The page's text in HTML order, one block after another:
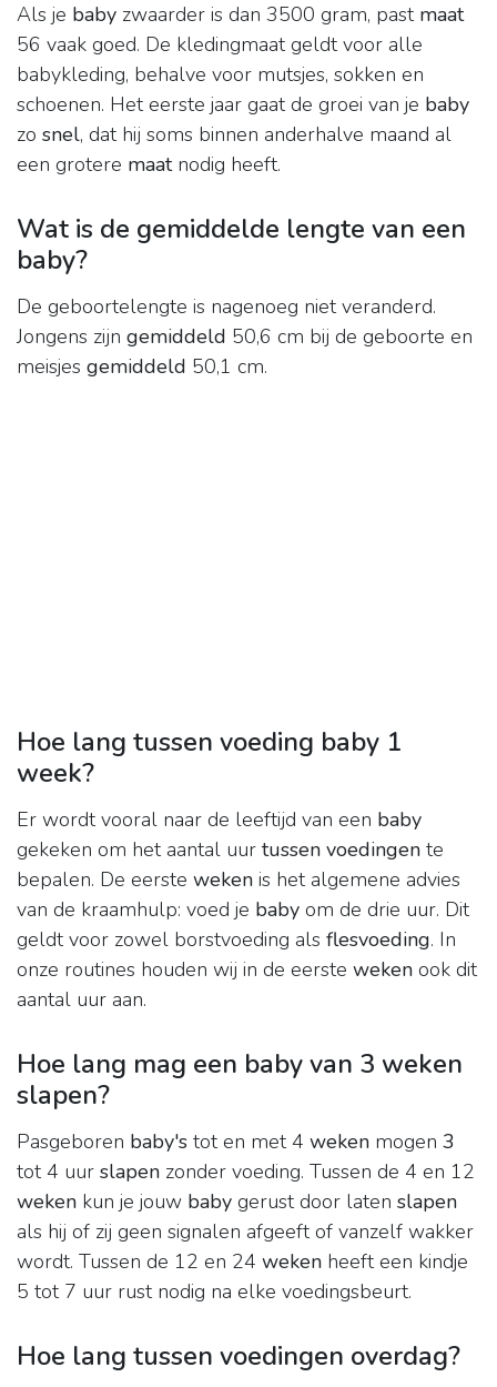
Als je baby zwaarder is dan 3500 gram, past maat
56 vaak goed. De kledingmaat geldt voor alle
babykleding, behalve voor mutsjes, sokken en
schoenen. Het eerste jaar gaat de groei van je baby
zo snel, dat hij soms binnen anderhalve maand al
een grotere maatnodig heeft.
Wat is de gemiddelde lengte van een
baby?
De geboortelengte is nagenoeg niet veranderd.
Jongens zijn gemiddeld 50,6 cm bij de geboorte en
meisjes gemiddeld 50,1 cm.
Hoe lang tussen voeding baby 1
week?
Er wordt vooral naar de leeftijd van een baby
gekeken om het aantal uur tussen voedingen te
bepalen. De eerste weken is het algemene advies
van de kraamhulp: voed je baby om de drie uur. Dit
geldt voor zowel borstvoeding als flesvoeding. In
onze routines houden wij in de eerste weken ook dit
aantal uur aan.
Hoe lang mag een baby van 3 weken
slapen?
Pasgeboren baby's tot en met 4 weken mogen 3
tot 4 uur slapen zonder voeding. Tussen de 4 en 12
weken kun je jouw baby gerust door laten slapen
als hij of zij geen signalen afgeeft of vanzelf wakker
wordt. Tussen de 12 en 24 weken heeft een kindje
5 tot 7 uur rust nodig na elke voedingsbeurt.
Hoe lang tussen voedingen overdag?